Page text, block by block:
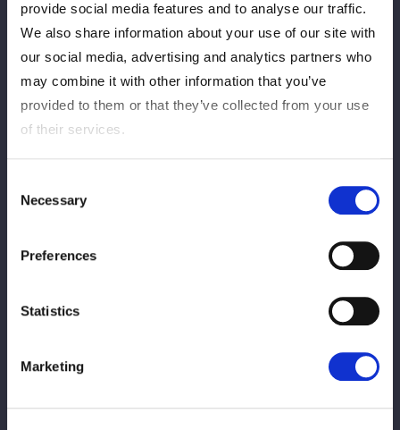
provide social media features and to analyse our traffic.
We also share information about your use of our site with
our social media, advertising and analytics partners who
may combine it with other information that you’ve
provided to them or that they’ve collected from your use
of their services.
Selection
Necessary
Preferences
Statistics
Marketing
【PPV情報】5月23日（土）愛知・豊田合
成記念体育館 エントリオ大会のスペシャル
ゲスト解説者に相羽あいなさんが決定！
2026/05/20
DYNASTY 2026 〜天下布武〜』のPPV販
【PPV情報】4月26日（日）横浜アリーナ